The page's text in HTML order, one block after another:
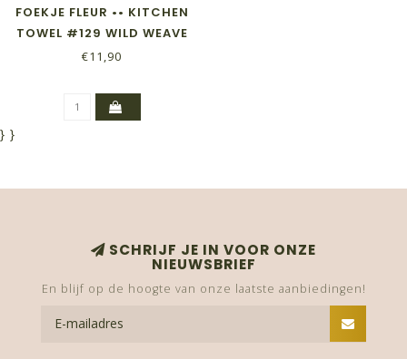
FOEKJE FLEUR •• KITCHEN
TOWEL #129 WILD WEAVE
€11,90
} }
SCHRIJF JE IN VOOR ONZE
NIEUWSBRIEF
En blijf op de hoogte van onze laatste aanbiedingen!